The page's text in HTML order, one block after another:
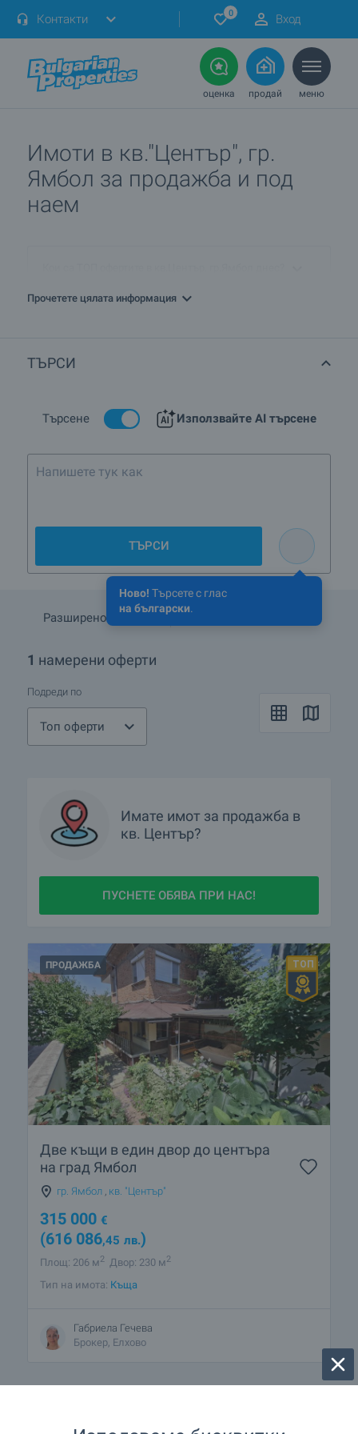
Контакти 0 Вход
оценка продай меню
Имоти в кв."Център", гр.
Ямбол за продажба и под
наем
ПРОДАВАМ имот в кв.Център, гр.Ямбол. Как мога да го
Прочетете цялата информация
ТЪРСИ
Търсене Използвайте AI търсене
Ново! Търсете с глас
на български.
Напишете тук какво търси
ТЪРСИ
Разширено търсене
1 намерени оферти
Подреди по
Топ оферти
Имате имот за продажба в
кв. Център?
ПУСНЕТЕ ОБЯВА ПРИ НАС!
ПРОДАЖБА
Две къщи в един двор до центъра
на град Ямбол
гр. Ямбол кв. "Център"
315 000 €
(616 086,45 лв.)
Площ: 206 м2 Двор: 230 м2
Тип на имота: Къща
Габриела Гечева
Брокер, Елхово